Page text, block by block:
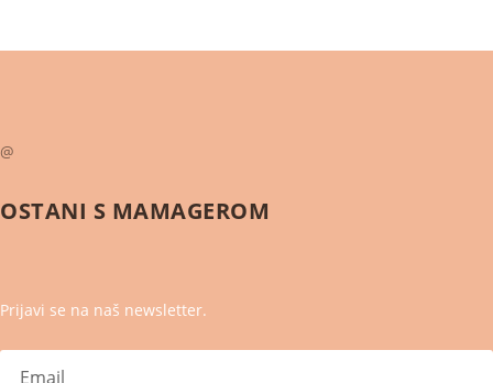
@
OSTANI S MAMAGEROM
Prijavi se na naš newsletter.